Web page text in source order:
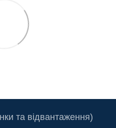
та відвантаження)